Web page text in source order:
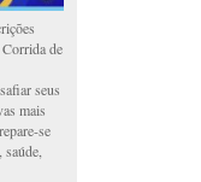
Corrida de
seus
mais
se